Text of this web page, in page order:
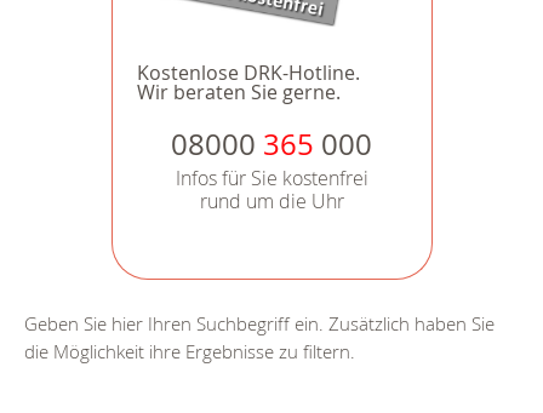
Kostenlose DRK-Hotline.
Wir beraten Sie gerne.
08000 365 000
Infos für Sie kostenfrei
rund um die Uhr
Geben Sie hier Ihren Suchbegriff ein. Zusätzlich haben Sie
die Möglichkeit ihre Ergebnisse zu filtern.